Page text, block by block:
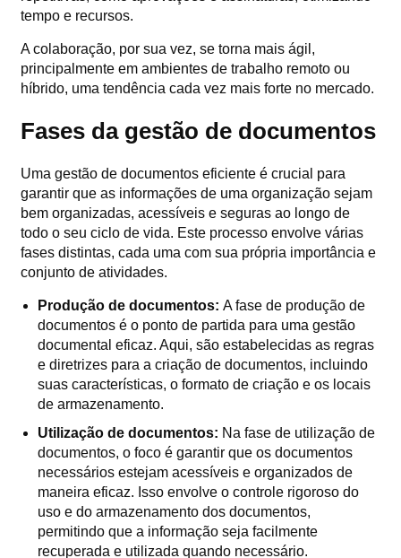
tempo e recursos.
A colaboração, por sua vez, se torna mais ágil,
principalmente em ambientes de trabalho remoto ou
híbrido, uma tendência cada vez mais forte no mercado.
Fases da gestão de documentos
Uma gestão de documentos eficiente é crucial para
garantir que as informações de uma organização sejam
bem organizadas, acessíveis e seguras ao longo de
todo o seu ciclo de vida. Este processo envolve várias
fases distintas, cada uma com sua própria importância e
conjunto de atividades.
Produção de documentos: A fase de produção de
documentos é o ponto de partida para uma gestão
documental eficaz. Aqui, são estabelecidas as regras
e diretrizes para a criação de documentos, incluindo
suas características, o formato de criação e os locais
de armazenamento.
Utilização de documentos: Na fase de utilização de
documentos, o foco é garantir que os documentos
necessários estejam acessíveis e organizados de
maneira eficaz. Isso envolve o controle rigoroso do
uso e do armazenamento dos documentos,
permitindo que a informação seja facilmente
recuperada e utilizada quando necessário.